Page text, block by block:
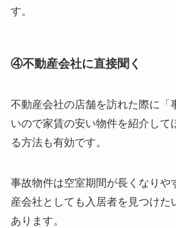
す。
④不動産会社に直接聞く
不動産会社の店舗を訪れた際に「
いので家賃の安い物件を紹介して
る方法も有効です。
事故物件は空室期間が長くなりや
産会社としても入居者を見つけた
あります。